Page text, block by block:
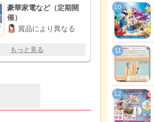
豪華家電など（定期開
催）
賞品により異なる
もっと見る